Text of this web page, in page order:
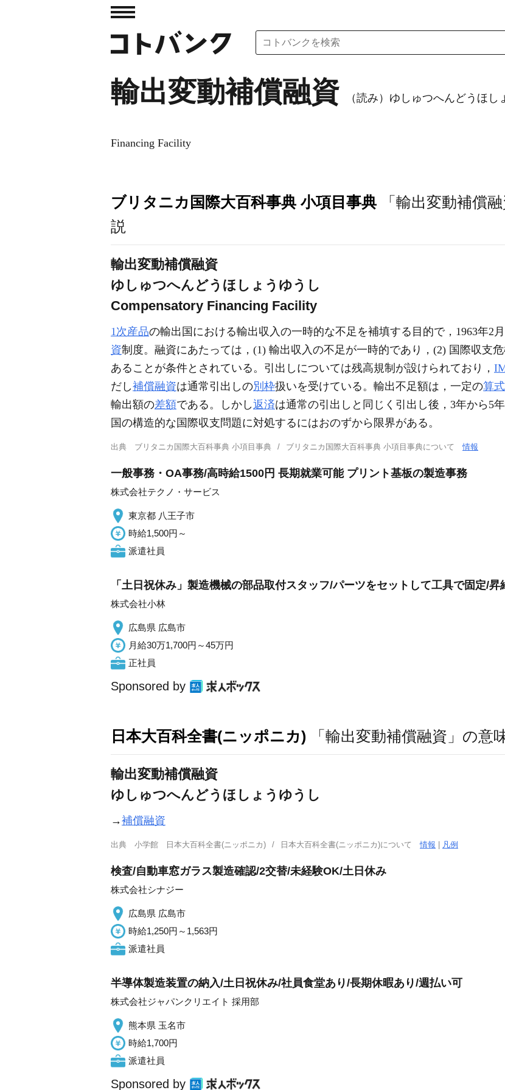
輸出変動補償融資 （読み）ゆしゅつへんどうほし
Financing Facility
ブリタニカ国際大百科事典 小項目事典 「輸出変動補償
説
輸出変動補償融資
ゆしゅつへんどうほしょうゆうし
Compensatory Financing Facility
1次産品の輸出国における輸出収入の一時的な不足を補填する目的で，1963年2
資制度。融資にあたっては，(1) 輸出収入の不足が一時的であり，(2) 国際収支
あることが条件とされている。引出しについては残高規制が設けられており，
だし補償融資は通常引出しの別枠扱いを受けている。輸出不足額は，一定の算式
輸出額の差額である。しかし返済は通常の引出しと同じく引出し後，3年から5
国の構造的な国際収支問題に対処するにはおのずから限界がある。
出典 ブリタニカ国際大百科事典 小項目事典 ブリタニカ国際大百科事典 小項目事典について情報
一般事務・OA事務/高時給1500円 長期就業可能 プリント基板の製造事務
株式会社テクノ・サービス
東京都 八王子市
時給1,500円～
派遣社員
「土日祝休み」製造機械の部品取付スタッフ/パーツをセットして工具で固定/昇
株式会社小林
広島県 広島市
月給30万1,700円～45万円
正社員
Sponsored by
日本大百科全書(ニッポニカ) 「輸出変動補償融資」の意
輸出変動補償融資
ゆしゅつへんどうほしょうゆうし
→補償融資
出典 小学館 日本大百科全書(ニッポニカ) 日本大百科全書(ニッポニカ)について情報 | 凡例
検査/自動車窓ガラス製造確認/2交替/未経験OK/土日休み
株式会社シナジー
広島県 広島市
時給1,250円～1,563円
派遣社員
半導体製造装置の納入/土日祝休み/社員食堂あり/長期休暇あり/週払い可
株式会社ジャパンクリエイト 採用部
熊本県 玉名市
時給1,700円
派遣社員
Sponsored by